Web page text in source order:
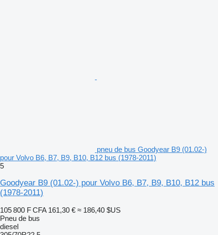
pneu de bus Goodyear B9 (01.02-)
pour Volvo B6, B7, B9, B10, B12 bus (1978-2011)
5
Goodyear B9 (01.02-) pour Volvo B6, B7, B9, B10, B12 bus
(1978-2011)
105 800 F CFA 161,30 € ≈ 186,40 $US
Pneu de bus
diesel